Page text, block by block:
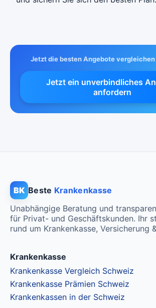
Ohne Unfalldeckung:
Standard Modell:
Ohne Unfalldeckung:
Mit Unfalldeckung:
Jetzt die besten Angebote vergleichen
Jetzt ein unverbindliches
anfordern
BK Beste Krankenkasse
Unabhängige Beratung und
für Privat- und Geschäftskunden. Ihr
rund um Krankenkasse, Versicherung
Krankenkasse
Krankenkasse Vergleich Schweiz
Krankenkasse Prämien Schweiz
Krankenkassen in der Schweiz